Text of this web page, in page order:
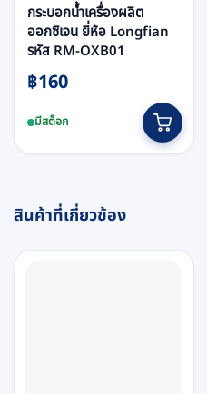
กระบอกน้ำเครื่องผลิต
ออกซิเจน ยี่ห้อ Longfian
รหัส RM-OXB01
฿160
มีสต็อก
product
has
The
may
สินค้าที่เกี่ยวข้อง